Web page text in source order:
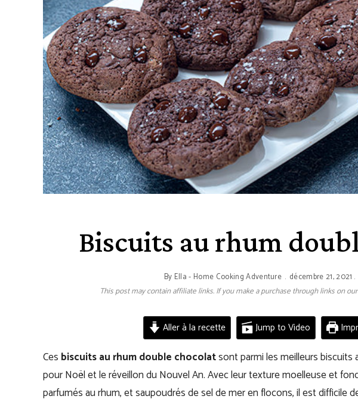
Biscuits au rhum
By Ella - Home Cooking Adventure décembre 21, 2021
This post may contain affiliate links. If you make a purchase through links on
Aller à la recette Jump to Video
Ces biscuits au rhum double chocolatsont parmi les meilleurs
pour Noël et le réveillon du Nouvel An. Avec leur texture moelleuse et
parfumés au rhum, et saupoudrés de sel de mer en flocons, il est difficile